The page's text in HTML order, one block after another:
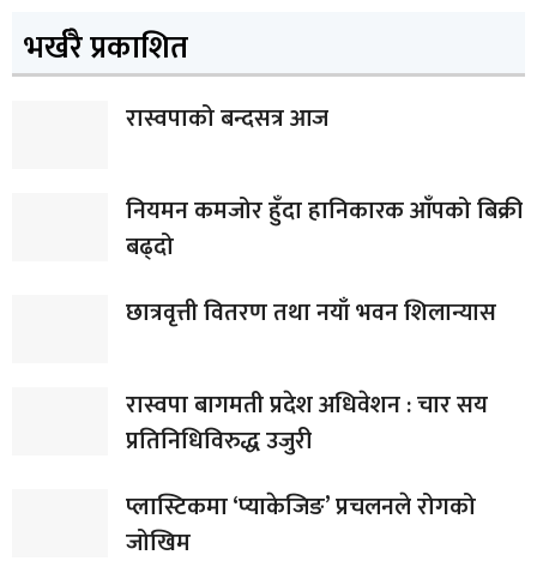
भर्खरै प्रकाशित
रास्वपाको बन्दसत्र आज
नियमन कमजोर हुँदा हानिकारक आँपको बिक्री
बढ्दो
छात्रवृत्ती वितरण तथा नयाँ भवन शिलान्यास
रास्वपा बागमती प्रदेश अधिवेशन : चार सय
प्रतिनिधिविरुद्ध उजुरी
प्लास्टिकमा ‘प्याकेजिङ’ प्रचलनले रोगको
जोखिम